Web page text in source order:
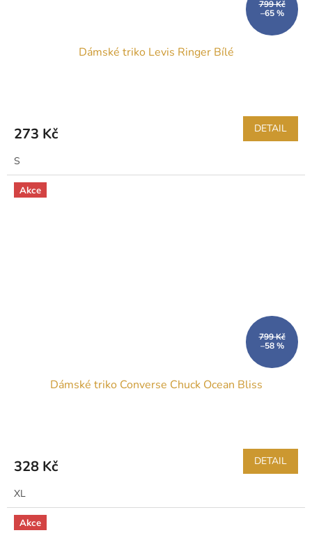
799 Kč
–65 %
Dámské triko Levis Ringer Bílé
273 Kč DETAIL
S
Akce
799 Kč
–58 %
Dámské triko Converse Chuck Ocean Bliss
328 Kč DETAIL
XL
Akce